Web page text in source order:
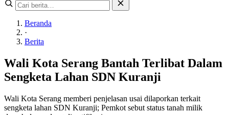
Beranda
·
Berita
Wali Kota Serang Bantah Terlibat Dalam
Sengketa Lahan SDN Kuranji
Wali Kota Serang memberi penjelasan usai dilaporkan terkait
sengketa lahan SDN Kuranji; Pemkot sebut status tanah milik